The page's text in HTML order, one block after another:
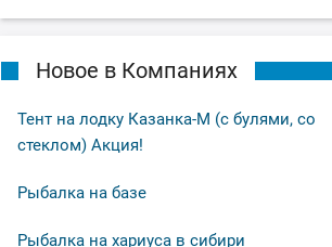
Новое в Компаниях
Тент на лодку Казанка-М (с булями, со
стеклом) Акция!
Рыбалка на базе
Рыбалка на хариуса в сибири